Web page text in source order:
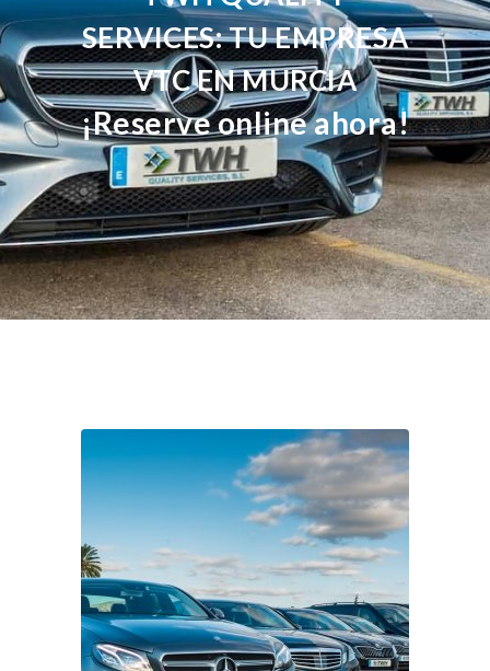
SERVICES: TU EMPRESA
VTC EN MURCIA
¡Reserve online ahora!